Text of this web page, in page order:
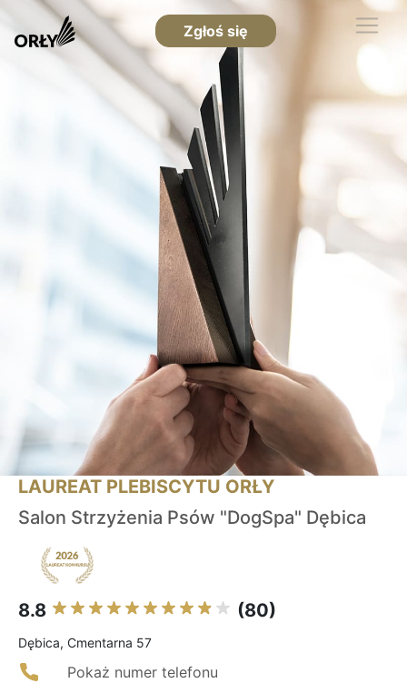
Zgłoś się
LAUREAT PLEBISCYTU ORŁY
Salon Strzyżenia Psów "DogSpa" Dębica
8.8 (80)
Dębica, Cmentarna 57
Pokaż numer telefonu